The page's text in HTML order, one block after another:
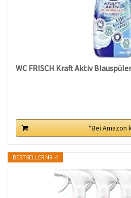
WC FRISCH Kraft Aktiv
*Bei Amazon
BESTSELLER NR. 4